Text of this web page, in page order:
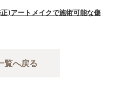
)アートメイクで施術可能な傷
覧へ戻る